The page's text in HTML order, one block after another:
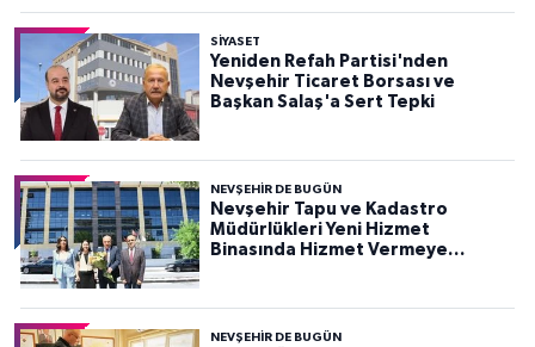
SIYASET
Yeniden Refah Partisi'nden
Nevşehir Ticaret Borsası ve
Başkan Salaş'a Sert Tepki
NEVŞEHIR DE BUGÜN
Nevşehir Tapu ve Kadastro
Müdürlükleri Yeni Hizmet
Binasında Hizmet Vermeye
NEVŞEHIR DE BUGÜN